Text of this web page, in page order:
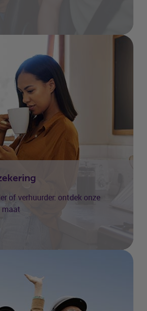
of verhuurder: ontdek onze
maat